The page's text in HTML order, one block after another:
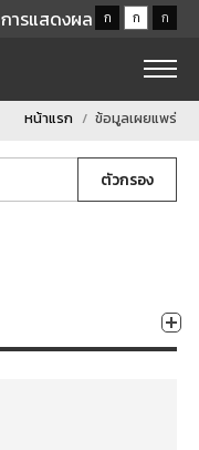
การแสดงผล ก ก ก
หน้าแรก ข้อมูลเผยแพร่
ตัวกรอง